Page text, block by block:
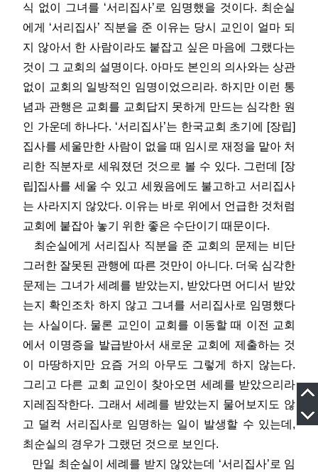
식 없이 그녀를 ‘서리집사’로 임명했을 것이다. 최순실
에게 ‘서리집사’ 직분을 준 이유는 당시 교인이 얼마 되
지 않아서 한 사람이라도 붙잡고 싶은 마음에 그랬다는
것이 그 교회의 설명이다. 아마도 본인의 의사와는 상관
없이 교회의 일방적인 임명이었으리라. 하지만 이런 통
념과 관행은 교회를 교회답지 못하게 만드는 심각한 원
인 가운데 하나다. ‘서리집사’는 한국교회 초기에 [장립]
집사를 세울만한 사람이 없을 때 임시로 재정을 맡아 처
리한 직분자로 세워졌던 것으로 볼 수 있다. 그런데 [장
립]집사를 세울 수 있고 세웠음에도 불고하고 서리집사
는 사라지지 않았다. 이유는 바로 위에서 언급한 것처럼
교회에 붙잡아 놓기 위한 좋은 수단이기 때문이다.
최순실에게 서리집사 직분을 준 교회의 문제는 비단
그러한 잘못된 관행에 따른 것만이 아니다. 더욱 심각한
문제는 그녀가 세례를 받았는지, 받았다면 어디서 받았
는지 확인조차 하지 않고 그녀를 서리집사로 임명했다
는 사실이다. 물론 교인이 교회를 이동할 때 이전 교회
에서 이명증을 발급받아서 새로운 교회에 제출하는 것
이 마땅하지만 요즘 거의 아무도 그렇게 하지 않는다.
그리고 다른 교회 교인이 찾아오면 세례를 받았으리라
지레짐작한다. 그래서 세례를 받았는지 물어보지도 않
고 덜컥 서리집사로 임명하는 일이 발생할 수 있는데,
최순실의 경우가 그랬던 것으로 보인다.
만일 최순실이 세례를 받지 않았는데 ‘서리집사’로 임